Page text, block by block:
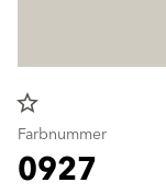
star_border
Farbnummer
0927